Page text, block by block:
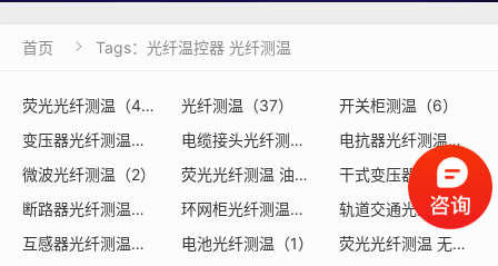
首页  Tags：光纤温控器 光纤测温
荧光光纤测温（43） 光纤测温（37）
开关柜测温（6）
变压器光纤测温（3）
电缆接头光纤测温（2）
电抗器光纤测温（2）
微波光纤测温（2）
荧光光纤测温 油浸式变压器光纤测温（2）
干式变压器光纤测温（1）
断路器光纤测温（1）
环网柜光纤测温（1）
轨道交通光纤测温（1）
互感器光纤测温（1）
电池光纤测温（1）
荧光光纤测温 无创测温（1）